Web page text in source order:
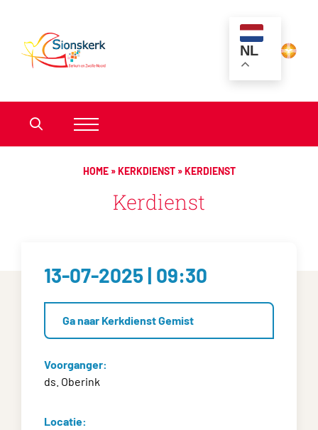
NL
HOME»KERKDIENST»KERDIENST
Kerdienst
13-07-2025 | 09:30
Ga naar Kerkdienst Gemist
Voorganger:
ds. Oberink
Locatie: